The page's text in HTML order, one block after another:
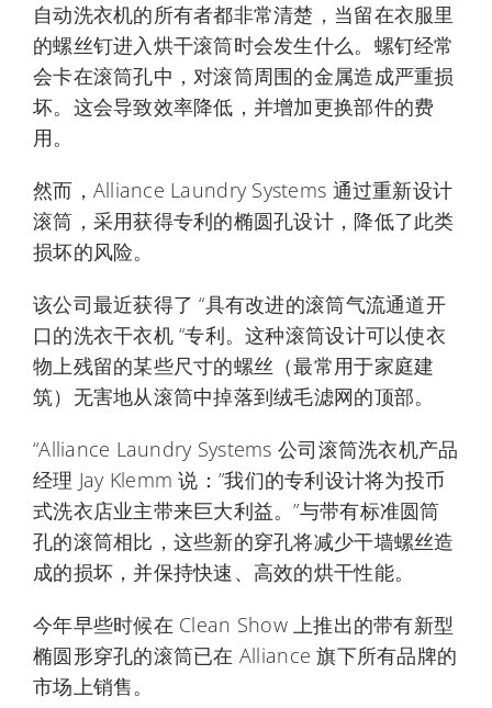
自动洗衣机的所有者都非常清楚，当留在衣服里
的螺丝钉进入烘干滚筒时会发生什么。螺钉经常
会卡在滚筒孔中，对滚筒周围的金属造成严重损
坏。这会导致效率降低，并增加更换部件的费
用。
然而，Alliance Laundry Systems 通过重新设计
滚筒，采用获得专利的椭圆孔设计，降低了此类
损坏的风险。
该公司最近获得了 “具有改进的滚筒气流通道开
口的洗衣干衣机 “专利。这种滚筒设计可以使衣
物上残留的某些尺寸的螺丝（最常用于家庭建
筑）无害地从滚筒中掉落到绒毛滤网的顶部。
“Alliance Laundry Systems 公司滚筒洗衣机产品
经理 Jay Klemm 说：”我们的专利设计将为投币
式洗衣店业主带来巨大利益。”与带有标准圆筒
孔的滚筒相比，这些新的穿孔将减少干墙螺丝造
成的损坏，并保持快速、高效的烘干性能。
今年早些时候在 Clean Show 上推出的带有新型
椭圆形穿孔的滚筒已在 Alliance 旗下所有品牌的
市场上销售。